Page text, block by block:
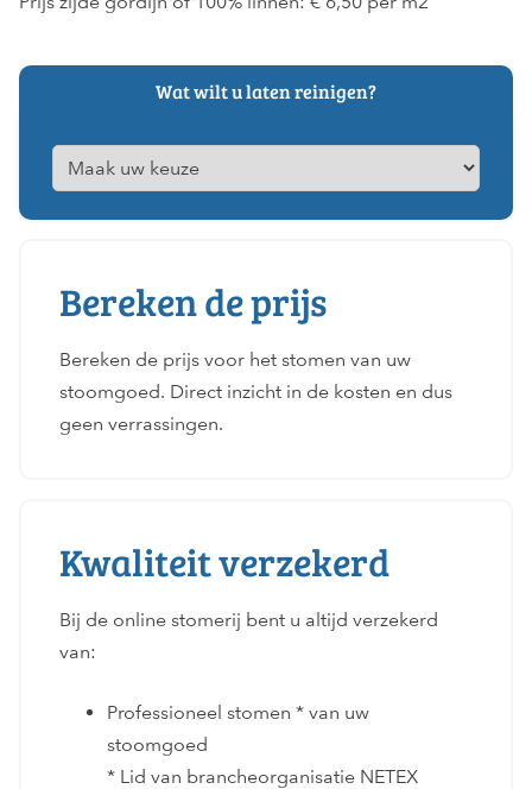
Wat wilt u laten reinigen?
Bereken de prijs
Bereken de prijs voor het stomen van uw
stoomgoed. Direct inzicht in de kosten en dus
geen verrassingen.
Kwaliteit verzekerd
Bij de online stomerij bent u altijd verzekerd
van:
Professioneel stomen * van uw
stoomgoed
* Lid van brancheorganisatie NETEX